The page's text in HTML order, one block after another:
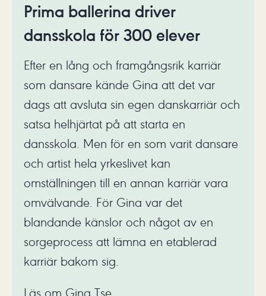
Prima ballerina driver
dansskola för 300 elever
Efter en lång och framgångsrik karriär
som dansare kände Gina att det var
dags att avsluta sin egen danskarriär och
satsa helhjärtat på att starta en
dansskola. Men för en som varit dansare
och artist hela yrkeslivet kan
omställningen till en annan karriär vara
omvälvande. För Gina var det
blandande känslor och något av en
sorgeprocess att lämna en etablerad
karriär bakom sig.
Läs om Gina Tse